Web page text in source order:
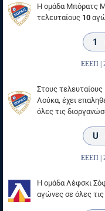
Η ομάδα Μπόρατς
τελευταίους 10
1
ΕΕΕΠ |
Στους τελευταίους
Λούκα, έχει
όλες τις
U
ΕΕΕΠ |
Η ομάδα Λέφσκι
αγώνες σε όλες